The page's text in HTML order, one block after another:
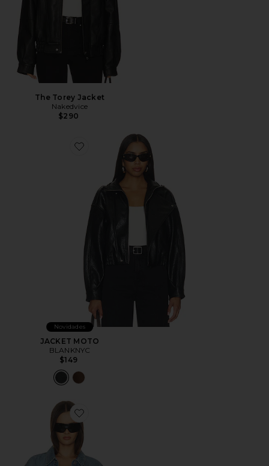
The Torey Jacket
Nakedvice
$290
Favorite JACKET MOTO
Novidades
JACKET MOTO
BLANKNYC
$149
Favorite 90s Trucker Jacket